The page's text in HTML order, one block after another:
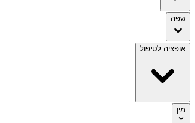
שפה
אופציה לטיפול
מין